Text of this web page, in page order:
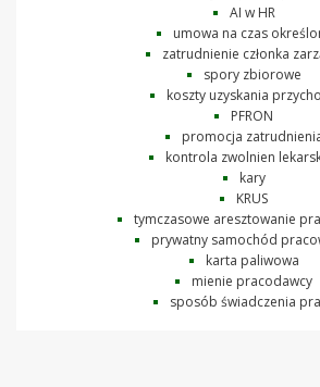
AI w HR
umowa na czas
zatrudnienie członka
spory zbiorowe
koszty uzyskania
PFRON
promocja
kontrola zwolnien
kary
KRUS
tymczasowe aresztowanie
prywatny samochód
karta paliwowa
mienie pracodawcy
sposób świadczenia